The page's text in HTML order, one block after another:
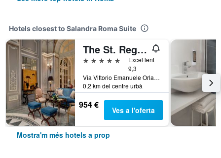
Hotels closest to Salandra Roma Suite
The St. Regis Rome
5 estrelles
Excel·lent
9,3
Via Vittorio Emanuele Orlando 3, Roma, Itàlia
0,2 km del centre urbà
954 € Ves a l'oferta
Mostra'm més hotels a prop